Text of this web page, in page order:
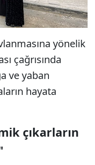
yönelik
çağrısında
ve yaban
hayata
çıkarların